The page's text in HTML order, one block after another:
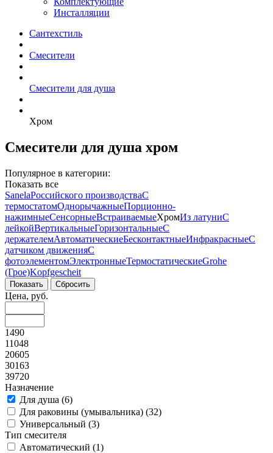
Инсталляции
Сантехстиль
Смесители
Смесители для душа
Хром
Смесители для душа хром
Популярное в категории:
Показать все
SanelaРоссийского производстваС
термостатомОднорычажныеПорционно-
нажимныеСенсорныеВстраиваемыеХромИз латуниС
лейкойВертикальныеГоризонтальныеС
держателемАвтоматическиеБесконтактныеИнфракрасныеС
датчиком движенияС
фотоэлементомЭлектронныеТермостатическиеGrohe
(Грое)Kopfgescheit
Цена, руб.
1490
11048
20605
30163
39720
Назначение
Для душа (6)
Для раковины (умывальника) (32)
Универсальный (3)
Тип смесителя
Автоматический (1)